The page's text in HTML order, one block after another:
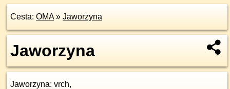
Cesta: OMA» Jaworzyna
Jaworzyna
Jaworzyna: vrch,